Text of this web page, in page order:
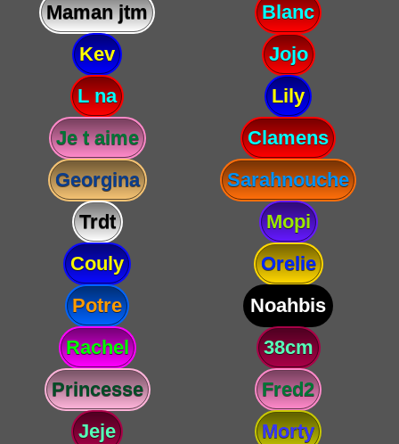
Maman jtm
Blanc
Kev
Jojo
L na
Lily
Je t aime
Clamens
Georgina
Sarahnouche
Trdt
Mopi
Couly
Orelie
Potre
Noahbis
Rachel
38cm
Princesse
Fred2
Jeje
Morty